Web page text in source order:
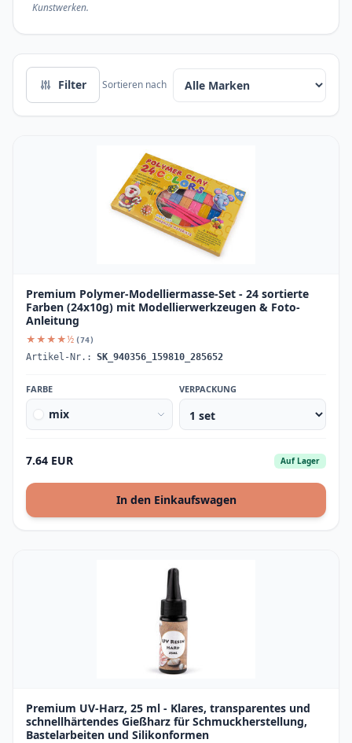
Kunstwerken.
Filter Sortieren nach
Premium Polymer-Modelliermasse-Set - 24 sortierte
Farben (24x10g) mit Modellierwerkzeugen & Foto-
Anleitung
★★★★½ (74)
Artikel-Nr.: SK_940356_159810_285652
FARBE
mix
VERPACKUNG
7.64 EUR Auf Lager
In den Einkaufswagen
Premium UV-Harz, 25 ml - Klares, transparentes und
schnellhärtendes Gießharz für Schmuckherstellung,
Bastelarbeiten und Silikonformen